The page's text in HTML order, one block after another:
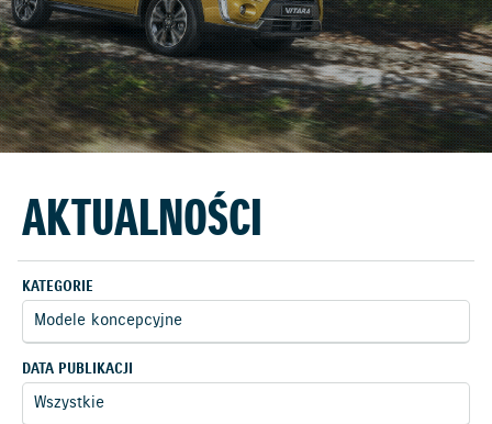
AKTUALNOŚCI
KATEGORIE
DATA PUBLIKACJI